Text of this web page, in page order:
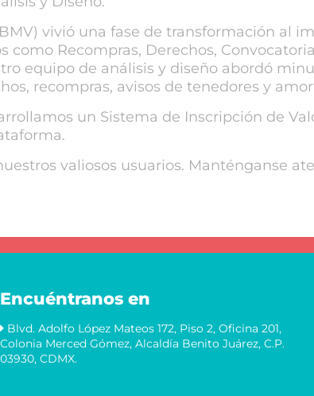
vivió una fase de transformación al
Recompras, Derechos,
equipo de análisis y diseño abordó
recompras, avisos de tenedores y
un Sistema de Inscripción de
valiosos usuarios. Manténganse
Encuéntranos en
Blvd. Adolfo López Mateos 172, Piso 2, Oficina 201,
Colonia Merced Gómez, Alcaldía Benito Juárez, C.P.
03930, CDMX.